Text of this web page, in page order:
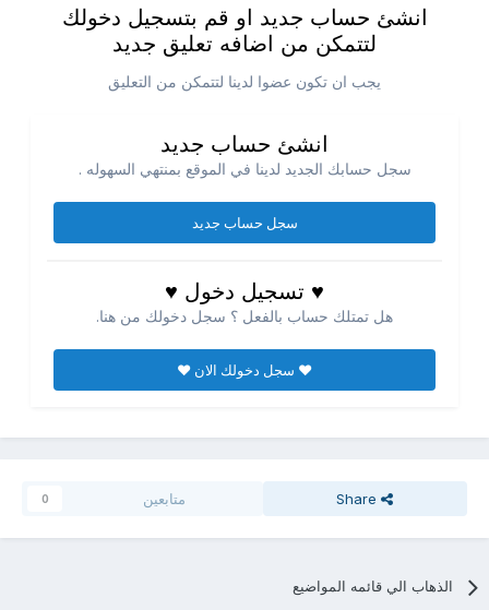
انشئ حساب جديد او قم بتسجيل دخولك
لتتمكن من اضافه تعليق جديد
يجب ان تكون عضوا لدينا لتتمكن من التعليق
انشئ حساب جديد
سجل حسابك الجديد لدينا في الموقع بمنتهي السهوله .
سجل حساب جديد
♥ تسجيل دخول ♥
هل تمتلك حساب بالفعل ؟ سجل دخولك من هنا.
♥ سجل دخولك الان ♥
Share متابعين 0
الذهاب الي قائمه المواضيع